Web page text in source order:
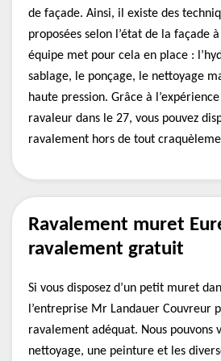
de façade. Ainsi, il existe des
proposées selon l’état de la façade
équipe met pour cela en place :
sablage, le ponçage, le nettoyage
haute pression. Grâce à
ravaleur dans le 27, vous pouvez
ravalement hors de tout
Ravalement muret
ravalement gratuit
Si vous disposez d’un petit muret
l’entreprise Mr Landauer Couvreur
ravalement adéquat. Nous pouvons
nettoyage, une peinture et les